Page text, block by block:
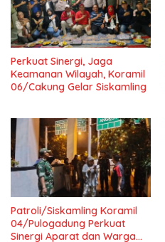
Perkuat Sinergi, Jaga
Keamanan Wilayah, Koramil
06/Cakung Gelar Siskamling
Patroli/Siskamling Koramil
04/Pulogadung Perkuat
Sinergi Aparat dan Warga